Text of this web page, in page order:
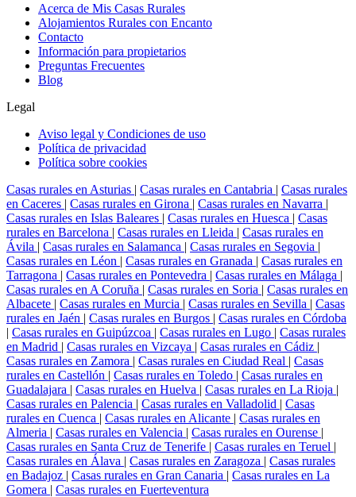
Acerca de Mis Casas Rurales
Alojamientos Rurales con Encanto
Contacto
Información para propietarios
Preguntas Frecuentes
Blog
Legal
Aviso legal y Condiciones de uso
Política de privacidad
Política sobre cookies
Casas rurales en Asturias | Casas rurales en Cantabria | Casas rurales
en Caceres | Casas rurales en Girona | Casas rurales en Navarra |
Casas rurales en Islas Baleares | Casas rurales en Huesca | Casas
rurales en Barcelona | Casas rurales en Lleida | Casas rurales en
Ávila | Casas rurales en Salamanca | Casas rurales en Segovia |
Casas rurales en Léon | Casas rurales en Granada | Casas rurales en
Tarragona | Casas rurales en Pontevedra | Casas rurales en Málaga |
Casas rurales en A Coruña | Casas rurales en Soria | Casas rurales en
Albacete | Casas rurales en Murcia | Casas rurales en Sevilla | Casas
rurales en Jaén | Casas rurales en Burgos | Casas rurales en Córdoba
| Casas rurales en Guipúzcoa | Casas rurales en Lugo | Casas rurales
en Madrid | Casas rurales en Vizcaya | Casas rurales en Cádiz |
Casas rurales en Zamora | Casas rurales en Ciudad Real | Casas
rurales en Castellón | Casas rurales en Toledo | Casas rurales en
Guadalajara | Casas rurales en Huelva | Casas rurales en La Rioja |
Casas rurales en Palencia | Casas rurales en Valladolid | Casas
rurales en Cuenca | Casas rurales en Alicante | Casas rurales en
Almeria | Casas rurales en Valencia | Casas rurales en Ourense |
Casas rurales en Santa Cruz de Tenerife | Casas rurales en Teruel |
Casas rurales en Álava | Casas rurales en Zaragoza | Casas rurales
en Badajoz | Casas rurales en Gran Canaria | Casas rurales en La
Gomera | Casas rurales en Fuerteventura